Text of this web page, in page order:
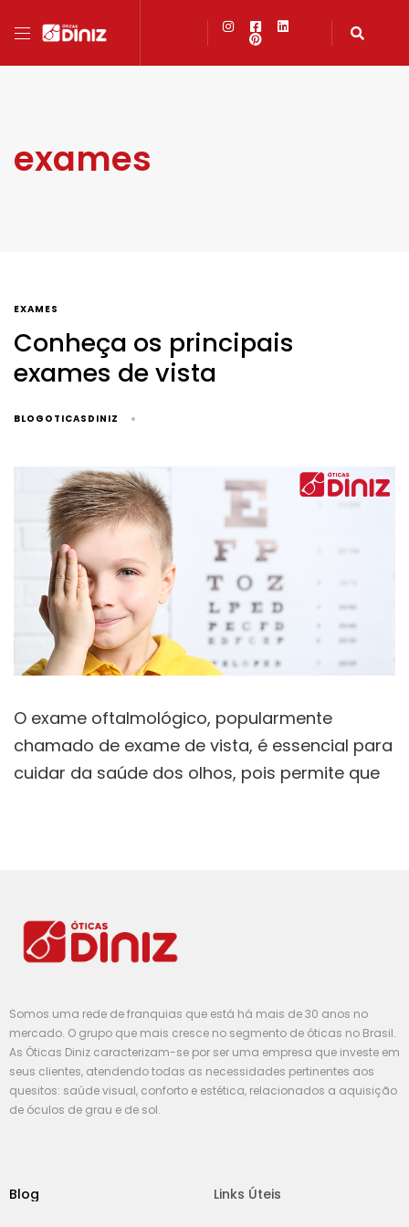
exames
EXAMES
Conheça os principais
exames de vista
BLOGOTICASDINIZ
O exame oftalmológico, popularmente
chamado de exame de vista, é essencial para
cuidar da saúde dos olhos, pois permite que
Somos uma rede de franquias que está há mais de 30 anos no
mercado. O grupo que mais cresce no segmento de óticas no Brasil.
As Óticas Diniz caracterizam-se por ser uma empresa que investe em
seus clientes, atendendo todas as necessidades pertinentes aos
quesitos: saúde visual, conforto e estética, relacionados a aquisição
de óculos de grau e de sol.
Blog Links Úteis